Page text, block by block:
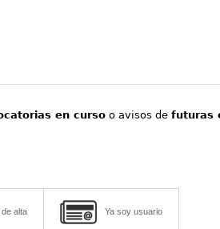
en curso o avisos defuturas
alta Ya soy usuario